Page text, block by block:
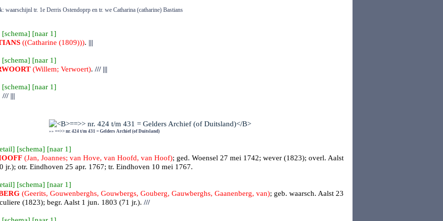
waarschijnl tr. 1e Derris Ostendoprp en tr. we Catharina (catharine) Bastians
[schema] [naar 1]
((Catharine (1809))). |||
[schema] [naar 1]
(Willem; Verwoert). ///|||
[schema] [naar 1]
///|||
»» ==>> nr. 424 t/m 431 = Gelders Archief (of Duitsland)
] [schema] [naar 1]
(Jan, Joannes; van Hove, van Hoofd, van Hoof); ged. Woensel 27 mei 1742; wever (1823); overl. Aalst
jr.); otr. Eindhoven 25 apr. 1767; tr. Eindhoven 10 mei 1767.
] [schema] [naar 1]
(Geerits, Gouwenberghs, Gouwbergs, Gouberg, Gauwberghs, Gaanenberg, van); geb. waarsch. Aalst 23
(1823); begr. Aalst 1 jun. 1803 (71 jr.). ///